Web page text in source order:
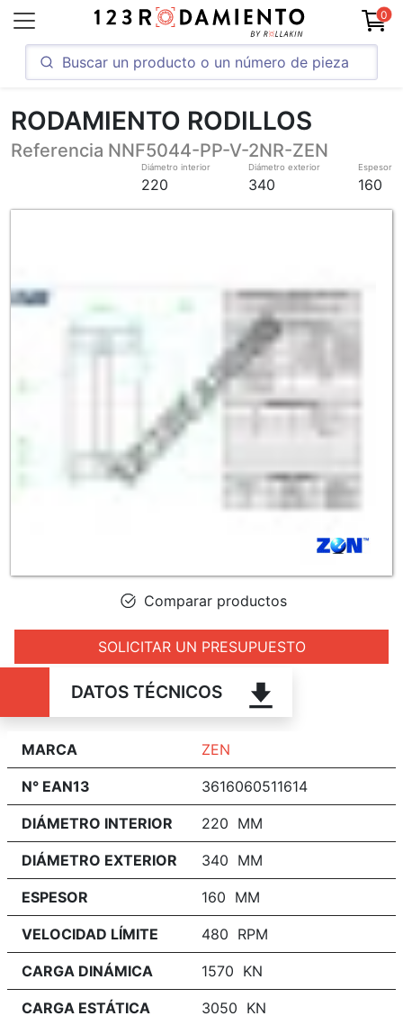
0
RODAMIENTO RODILLOS
Referencia NNF5044-PP-V-2NR-ZEN
Diámetro interior
220
Diámetro exterior
340
Espesor
160
Comparar productos
SOLICITAR UN PRESUPUESTO
DATOS TÉCNICOS
MARCA ZEN
N° EAN13 3616060511614
DIÁMETRO INTERIOR 220 MM
DIÁMETRO EXTERIOR 340 MM
ESPESOR 160 MM
VELOCIDAD LÍMITE 480 RPM
CARGA DINÁMICA 1570 KN
CARGA ESTÁTICA 3050 KN